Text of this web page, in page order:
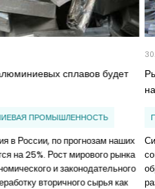
сплавов будет
ПРОМЫШЛЕННОСТЬ
в России, по прогнозам наших
на 25%. Рост мирового рынка
и законодательного
вторичного сырья как